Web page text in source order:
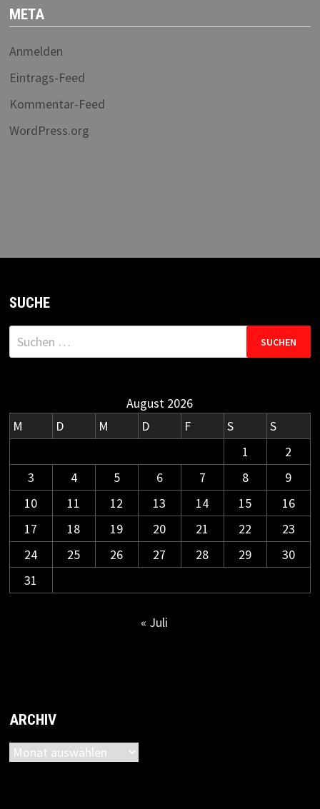
META
Anmelden
Eintrags-Feed
Kommentar-Feed
WordPress.org
SUCHE
Suchen
nach:
August 2026
M
D M D F S
S
1
2
3
4 5 6 7 8
9
10
11 12 13 14 15
16
17
18 19 20 21 22
23
24
25 26 27 28 29
30
31
« Juli
ARCHIV
Archiv